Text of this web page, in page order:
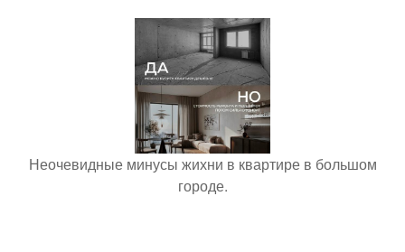
Неочевидные минусы жихни в квартире в большом
городе.